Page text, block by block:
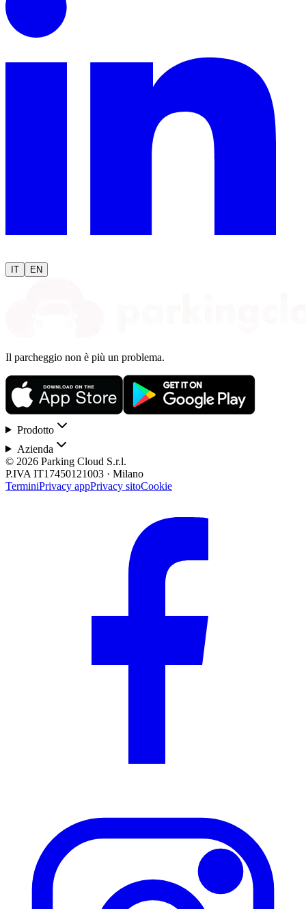
IT EN
Il parcheggio non è più un problema.
Prodotto
Azienda
© 2026 Parking Cloud S.r.l.
P.IVA IT17450121003 · Milano
TerminiPrivacy appPrivacy sitoCookie